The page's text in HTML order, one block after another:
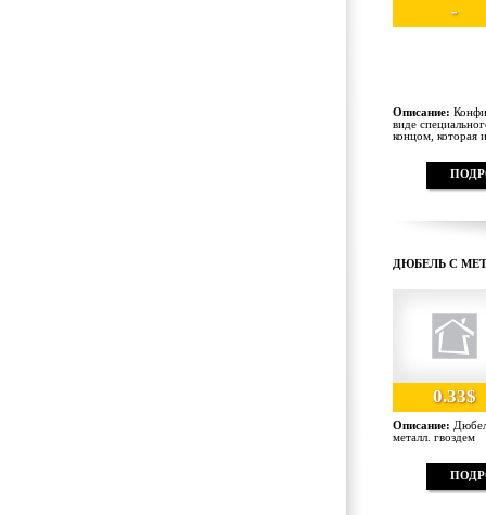
-
Описание:
виде
концом, которая
ДЮБЕЛЬ С
0.33$
Описание:
металл. гвоздем